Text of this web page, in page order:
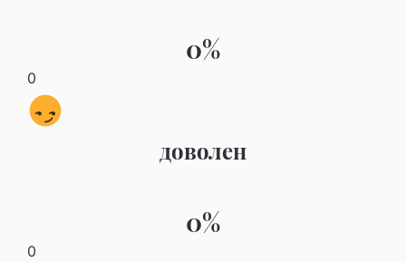
0%
0
доволен
0%
0